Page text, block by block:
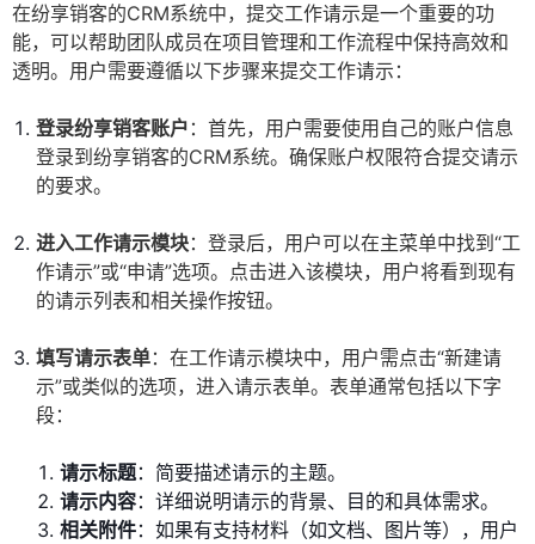
在纷享销客的CRM系统中，提交工作请示是一个重要的功
能，可以帮助团队成员在项目管理和工作流程中保持高效和
透明。用户需要遵循以下步骤来提交工作请示：
登录纷享销客账户 ：首先，用户需要使用自己的账户信息
登录到纷享销客的CRM系统。确保账户权限符合提交请示
的要求。
进入工作请示模块：登录后，用户可以在主菜单中找到“工
作请示”或“申请”选项。点击进入该模块，用户将看到现有
的请示列表和相关操作按钮。
填写请示表单：在工作请示模块中，用户需点击“新建请
示”或类似的选项，进入请示表单。表单通常包括以下字
段：
请示标题：简要描述请示的主题。
请示内容：详细说明请示的背景、目的和具体需求。
相关附件：如果有支持材料（如文档、图片等），用户